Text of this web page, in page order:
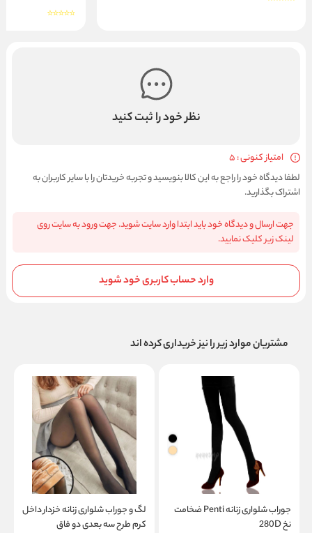
نظر خود را ثبت کنید
امتیاز کنونی : 5
لطفا دیدگاه خود را راجع به این کالا بنویسید و تجربه خریدتان را با سایر کاربران به
اشتراک بگذارید.
جهت ارسال و دیدگاه خود باید ابتدا وارد سایت شوید. جهت ورود به سایت روی
لینک زیر کلیک نمایید.
وارد حساب کاربری خود شوید
مشتریان موارد زیر را نیز خریداری کرده اند
جوراب شلواری زنانه Penti ضخامت
نخ 280D
لگ و جوراب شلواری زنانه خزدار داخل
کرم طرح سه بعدی دو فاق